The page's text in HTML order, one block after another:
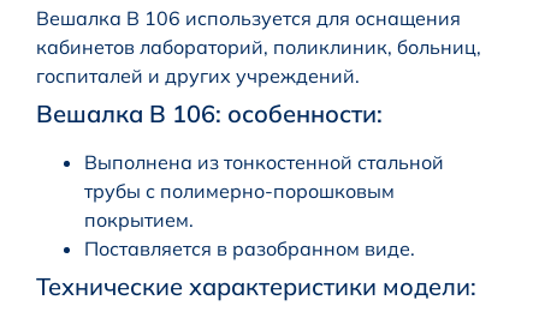
Вешалка В 106 используется для оснащения
кабинетов лабораторий, поликлиник, больниц,
госпиталей и других учреждений.
Вешалка В 106: особенности:
Выполнена из тонкостенной стальной
трубы с полимерно-порошковым
покрытием.
Поставляется в разобранном виде.
Технические характеристики модели: